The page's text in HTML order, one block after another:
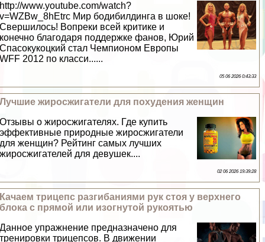
http://www.youtube.com/watch?
v=WZBw_8hEtrc Мир бодибилдинга в шоке!
Свершилось! Вопреки всей критике и
конечно благодаря поддержке фанов, Юрий
Спасокукоцкий стал Чемпионом Европы
WFF 2012 по класси......
05 06 2026 0:43:33
Лучшие жиросжигатели для похудения женщин
Отзывы о жиросжигателях. Где купить
эффективные природные жиросжигатели
для женщин? Рейтинг самых лучших
жиросжигателей для дeвyшек....
02 06 2026 19:39:28
Качаем трицепс pазгибаниями рук стоя у верхнего
блока с прямой или изогнутой рукоятью
Данное упражнение предназначено для
тренировки трицепсов. В движении